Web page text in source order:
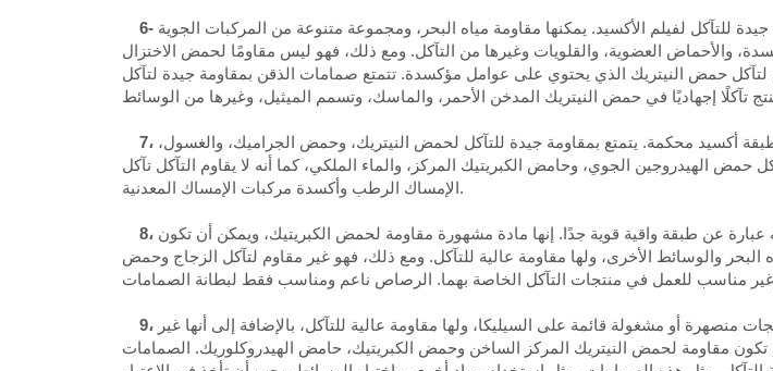
للتآكل لفيلم الأكسيد. يمكنها مقاومة مياه البحر، ومجموعة متنوعة من المركبات الجوية
والأحماض العضوية، والقلويات وغيرها من التآكل. ومع ذلك، فهو ليس مقاومًا لحمض الاختزال
لتآكل حمض النيتريك الذي يحتوي على عوامل مؤكسدة. تتمتع صمامات الذقن بمقاومة جيدة لتآكل
طبقة أكسيد محكمة. يتمتع بمقاومة جيدة للتآكل لحمض النيتريك، وحمض الجراميك، والغسول،
حمض الهيدروجين الجوي، وحامض الكبريتيك المركز، والماء الملكي، كما أنه لا يقاوم التآكل تآكل
الإمساك الرطب وأكسدة مركبات الإمساك المعدنية.
عن طبقة واقية قوية جدًا. إنها مادة مشهورة مقاومة لحمض الكبريتيك، ويمكن أن تكون
والوسائط الأخرى، ولها مقاومة عالية للتآكل. ومع ذلك، فهو غير مقاوم لتآكل الزجاج وحمض
منصهرة أو مشغولة قائمة على السيليكا، ولها مقاومة عالية للتآكل، بالإضافة إلى أنها غير
مقاومة لحمض النيتريك المركز الساخن وحمض الكبريتيك، حامض الهيدروكلوريك. الصمامات